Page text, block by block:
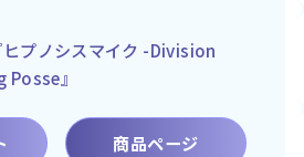
プノシスマイク -Division
』
商品ページ